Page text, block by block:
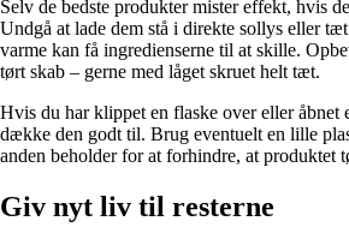
Selv de bedste produkter mister effekt, hvis
Undgå at lade dem stå i direkte sollys eller
varme kan få ingredienserne til at skille.
tørt skab – gerne med låget skruet helt tæt.
Hvis du har klippet en flaske over eller åbnet
dække den godt til. Brug eventuelt en lille
anden beholder for at forhindre, at produktet
Giv nyt liv til resterne